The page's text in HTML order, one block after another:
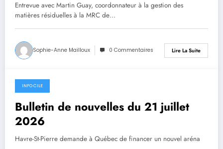
Entrevue avec Martin Guay, coordonnateur à la gestion des
matières résiduelles à la MRC de…
Sophie-Anne Mailloux 0 Commentaires Lire La Suite
21 juillet 2026
INFO CILE
Bulletin de nouvelles du 21 juillet
2026
Havre-St-Pierre demande à Québec de financer un nouvel aréna